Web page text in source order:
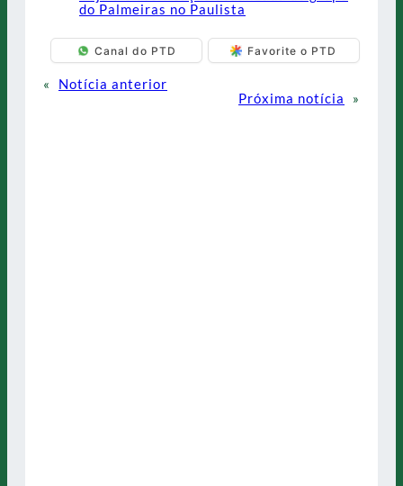
do Palmeiras no Paulista
Canal do PTD Favorite o PTD
«
Notícia anterior
Próxima notícia
»